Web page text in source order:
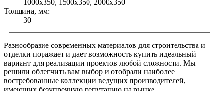
1000х350, 1500х350, 2000х350
Толщина, мм:
30
Разнообразие современных материалов для строительства и
отделки поражает и дает возможность купить идеальный
вариант для реализации проектов любой сложности. Мы
решили облегчить вам выбор и отобрали наиболее
востребованные коллекции ведущих производителей,